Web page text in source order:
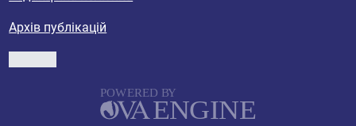
Архів публікацій